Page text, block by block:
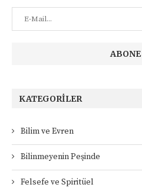
KATEGORILER
Bilim ve Evren
Bilinmeyenin Peşinde
Felsefe ve Spiritüel